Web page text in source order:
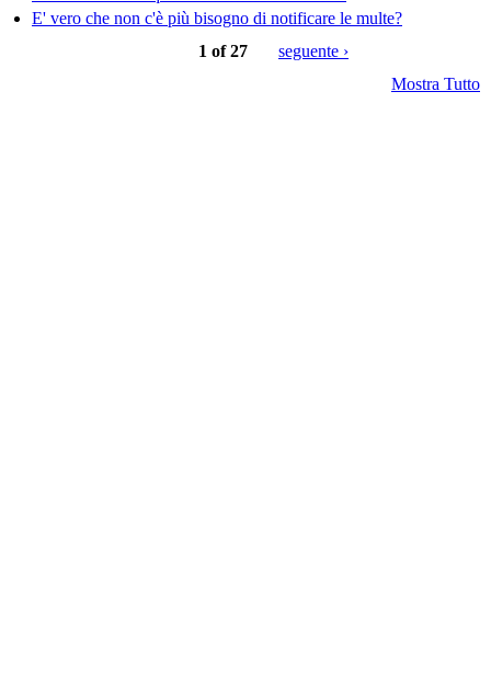
E' vero che non c'è più bisogno di notificare le multe?
1 of 27
seguente ›
Mostra Tutto